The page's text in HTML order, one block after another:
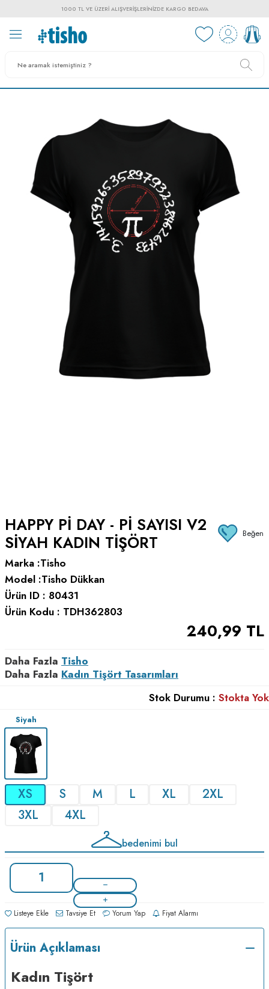
1000 TL VE ÜZERI ALIŞVERIŞLERINIZDE KARGO BEDAVA
HAPPY PI DAY - PI SAYISI V2
SIYAH KADIN TIŞÖRT
Beğen
Marka :Tisho
Model :Tisho Dükkan
Ürün ID : 80431
Ürün Kodu : TDH362803
240,99 TL
Daha Fazla Tisho
Daha Fazla Kadın Tişört Tasarımları
Stok Durumu : Stokta Yok
Siyah
XS S M L XL
2XL
3XL
4XL
bedenimi bul
Listeye Ekle Tavsiye Et Yorum Yap Fiyat Alarmı
Ürün Açıklaması
Kadın Tişört